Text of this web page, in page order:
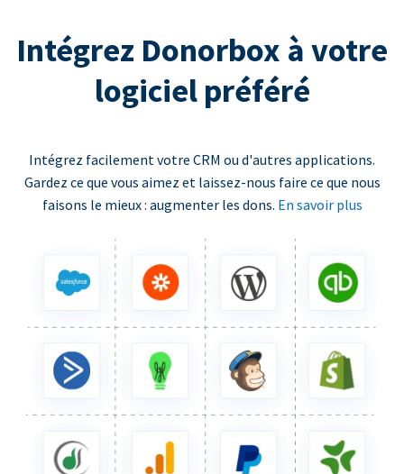
Intégrez Donorbox à votre
logiciel préféré
Intégrez facilement votre CRM ou d'autres applications.
Gardez ce que vous aimez et laissez-nous faire ce que nous
faisons le mieux : augmenter les dons. En savoir plus